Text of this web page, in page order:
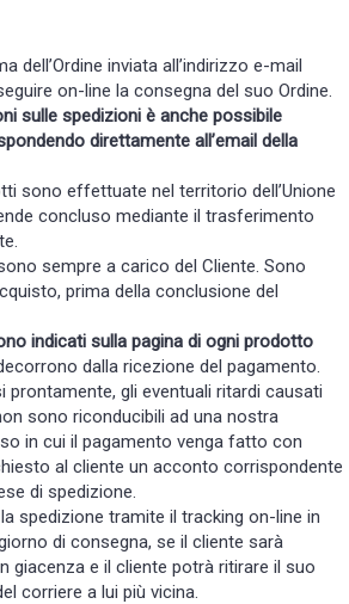
dell’Ordine inviata all’indirizzo e-mail
on-line la consegna del suo Ordine.
sulle spedizioni è anche possibile
direttamente all’email della
sono effettuate nel territorio dell’Unione
concluso mediante il trasferimento
sempre a carico del Cliente. Sono
prima della conclusione del
indicati sulla pagina di ogni prodotto
dalla ricezione del pagamento.
prontamente, gli eventuali ritardi causati
sono riconducibili ad una nostra
in cui il pagamento venga fatto con
al cliente un acconto corrispondente
di spedizione.
spedizione tramite il tracking on-line in
di consegna, se il cliente sarà
giacenza e il cliente potrà ritirare il suo
corriere a lui più vicina.